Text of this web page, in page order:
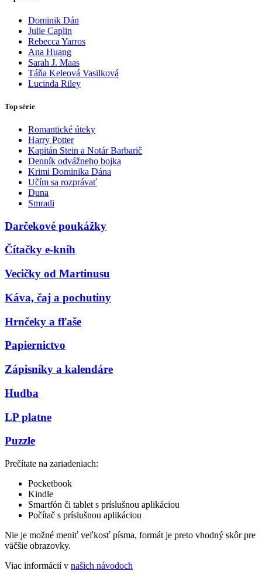
Dominik Dán
Julie Caplin
Rebecca Yarros
Ana Huang
Sarah J. Maas
Táňa Keleová Vasilková
Lucinda Riley
Top série
Romantické úteky
Harry Potter
Kapitán Stein a Notár Barbarič
Denník odvážneho bojka
Krimi Dominika Dána
Učím sa rozprávať
Duna
Smradi
Darčekové poukážky
Čítačky e-kníh
Vecičky od Martinusu
Káva, čaj a pochutiny
Hrnčeky a fľaše
Papiernictvo
Zápisníky a kalendáre
Hudba
LP platne
Puzzle
Prečítate na zariadeniach:
Pocketbook
Kindle
Smartfón či tablet s príslušnou aplikáciou
Počítač s príslušnou aplikáciou
Nie je možné meniť veľkosť písma, formát je preto vhodný skôr pre
väčšie obrazovky.
Viac informácií v našich návodoch